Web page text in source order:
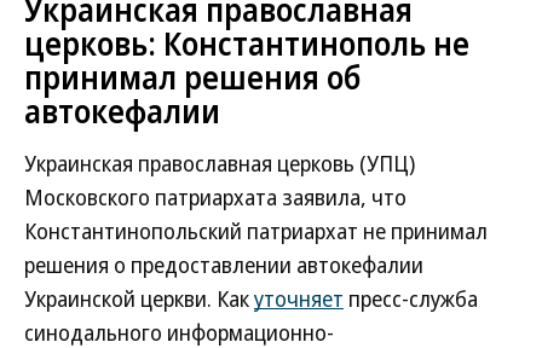
Украинская православная
церковь: Константинополь не
принимал решения об
автокефалии
Украинская православная церковь (УПЦ)
Московского патриархата заявила, что
Константинопольский патриархат не принимал
решения о предоставлении автокефалии
Украинской церкви. Какуточняет пресс-служба
синодального информационно-